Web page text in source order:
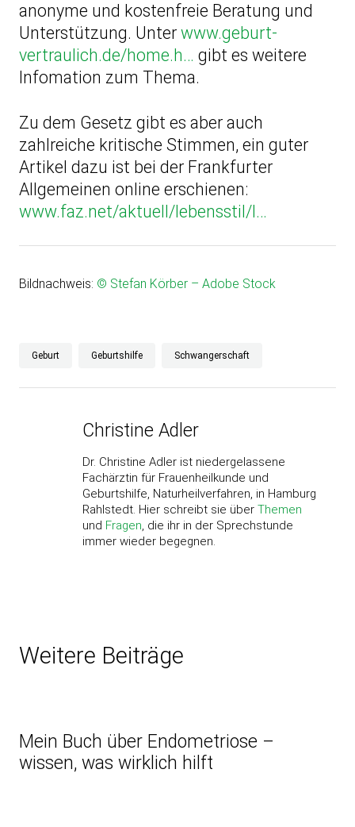
anonyme und kostenfreie Beratung und
Unterstützung. Unter www.geburt-
vertraulich.de/home.h… gibt es weitere
Infomation zum Thema.
Zu dem Gesetz gibt es aber auch
zahlreiche kritische Stimmen, ein guter
Artikel dazu ist bei der Frankfurter
Allgemeinen online erschienen:
www.faz.net/aktuell/lebensstil/l…
Bildnachweis: © Stefan Körber – Adobe Stock
Geburt Geburtshilfe Schwangerschaft
Christine Adler
Dr. Christine Adler ist niedergelassene
Fachärztin für Frauenheilkunde und
Geburtshilfe, Naturheilverfahren, in Hamburg
Rahlstedt. Hier schreibt sie über Themen
und Fragen, die ihr in der Sprechstunde
immer wieder begegnen.
Weitere Beiträge
Mein Buch über Endometriose –
wissen, was wirklich hilft